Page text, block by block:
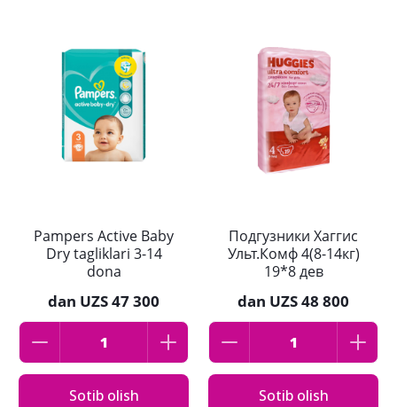
Pampers Active Baby
Dry tagliklari 3-14
dona
dan UZS 47 300
Sotib olish
Подгузники Хаггис
Ульт.Комф 4(8-14кг)
19*8 дев
dan UZS 48 800
Sotib olish